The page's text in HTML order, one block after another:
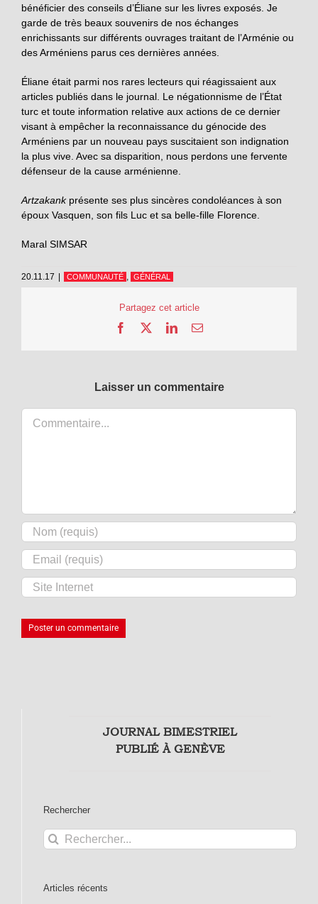
bénéficier des conseils d’Éliane sur les livres exposés. Je
garde de très beaux souvenirs de nos échanges
enrichissants sur différents ouvrages traitant de l’Arménie ou
des Arméniens parus ces dernières années.
Éliane était parmi nos rares lecteurs qui réagissaient aux
articles publiés dans le journal. Le négationnisme de l’État
turc et toute information relative aux actions de ce dernier
visant à empêcher la reconnaissance du génocide des
Arméniens par un nouveau pays suscitaient son indignation
la plus vive. Avec sa disparition, nous perdons une fervente
défenseur de la cause arménienne.
Artzakankprésente ses plus sincères condoléances à son
époux Vasquen, son fils Luc et sa belle-fille Florence.
Maral SIMSAR
20.11.17 COMMUNAUTÉ , GÉNÉRAL
Partagez cet article
Facebook LinkedInEmail
Laisser un commentaire
Commentaire
JOURNAL BIMESTRIEL
PUBLIÉ À GENÈVE
Rechercher
Rechercher:
Articles récents